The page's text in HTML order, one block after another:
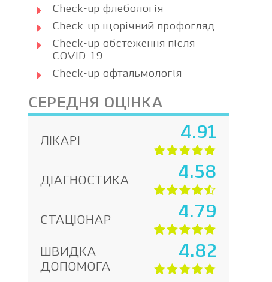
Check-up флебологія
Check-up щорічний профогляд
Check-up обстеження після
COVID-19
Check-up офтальмологія
СЕРЕДНЯ ОЦІНКА
ЛІКАРІ 4.91
ДІАГНОСТИКА 4.58
СТАЦІОНАР 4.79
ШВИДКА
ДОПОМОГА
4.82